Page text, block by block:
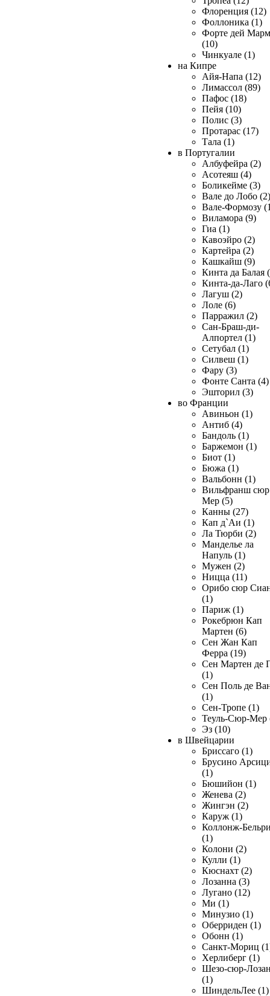
Флоренция (12)
Фоллоника (1)
Форте дей
(10)
Чинкуале (1)
на Кипре
Айя-Напа (12)
Лимассол (89)
Пафос (18)
Пейя (10)
Полис (3)
Протарас (17)
Тала (1)
в Португалии
Албуфейра (2)
Асотеяш (4)
Боликейме (3)
Вале до Лобо (2)
Вале-Формозу
Виламора (9)
Гиа (1)
Кавоэйро (2)
Картейра (2)
Кашкайш (9)
Кинта да Балая
Кинта-да-Лаго
Лагуш (2)
Лоле (6)
Парражил (2)
Сан-Браш-ди-
Алпортел (1)
Сетубал (1)
Силвеш (1)
Фару (3)
Фонте Санта (4)
Эшторил (3)
во Франции
Авиньон (1)
Антиб (4)
Бандоль (1)
Баржемон (1)
Биот (1)
Бюжа (1)
Вальбонн (1)
Вильфранш сюр
Мер (5)
Канны (27)
Кап д`Аи (1)
Ла Тюрби (2)
Манделье ла
Напуль (1)
Мужен (2)
Ницца (11)
Орибо сюр
(1)
Париж (1)
Рокебрюн Кап
Мартен (6)
Сен Жан Кап
Ферра (19)
Сен Мартен де
(1)
Сен Поль де
(1)
Сен-Тропе (1)
Теуль-Сюр-Мер
Эз (10)
в Швейцарии
Бриссаго (1)
Брусино
(1)
Бюшийон (1)
Женева (2)
Жингэн (2)
Каруж (1)
Коллонж-
(1)
Колони (2)
Кулли (1)
Кюснахт (2)
Лозанна (3)
Лугано (12)
Ми (1)
Минузио (1)
Оберриден (1)
Обонн (1)
Санкт-Мориц
Херлиберг (1)
Шезо-сюр-
(1)
ШиндельЛее (1)